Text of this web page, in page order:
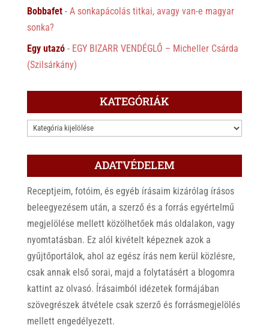
Bobbafet- A sonkapácolás titkai, avagy van-e magyar
sonka?
Egy utazó- EGY BIZARR VENDÉGLŐ – Micheller Csárda
(Szilsárkány)
KATEGÓRIÁK
KATEGÓRIÁK
ADATVÉDELEM
Receptjeim, fotóim, és egyéb írásaim kizárólag írásos
beleegyezésem után, a szerző és a forrás egyértelmű
megjelölése mellett közölhetőek más oldalakon, vagy
nyomtatásban. Ez alól kivételt képeznek azok a
gyűjtőportálok, ahol az egész írás nem kerül közlésre,
csak annak első sorai, majd a folytatásért a blogomra
kattint az olvasó. Írásaimból idézetek formájában
szövegrészek átvétele csak szerző és forrásmegjelölés
mellett engedélyezett.